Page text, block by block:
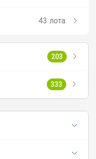
43 лота
203
333